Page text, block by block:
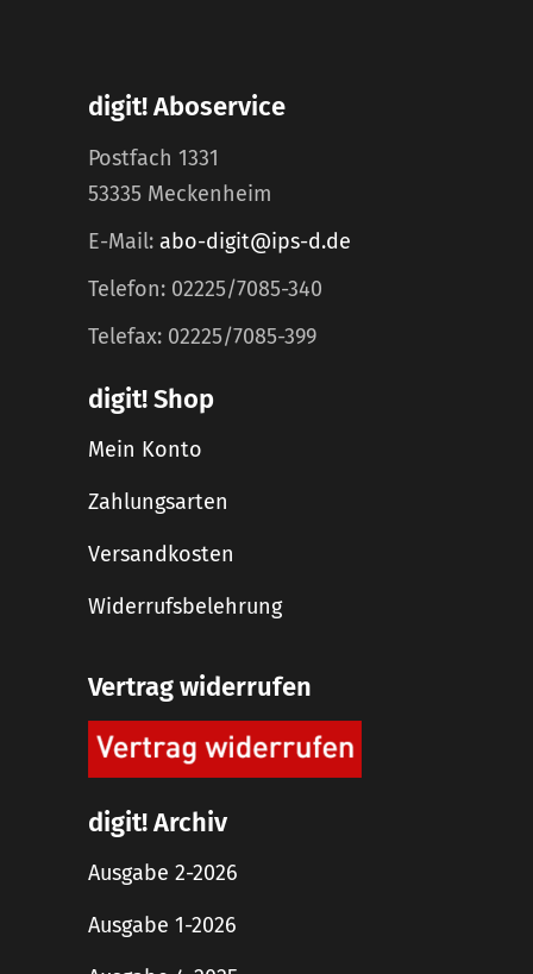
digit! Aboservice
Postfach 1331
53335 Meckenheim
E-Mail: abo-digit@ips-d.de
Telefon: 02225/7085-340
Telefax: 02225/7085-399
digit! Shop
Mein Konto
Zahlungsarten
Versandkosten
Widerrufsbelehrung
Vertrag widerrufen
digit! Archiv
Ausgabe 2-2026
Ausgabe 1-2026